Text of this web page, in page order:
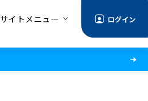
サイトメニュー ログイン